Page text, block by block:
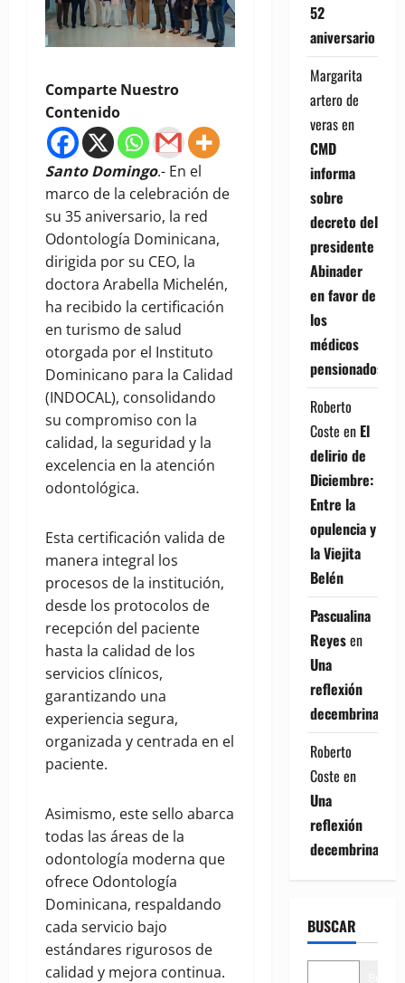
Comparte Nuestro
Contenido
Santo Domingo.- En el
marco de la celebración de
su 35 aniversario, la red
Odontología Dominicana,
dirigida por su CEO, la
doctora Arabella Michelén,
ha recibido la certificación
en turismo de salud
otorgada por el Instituto
Dominicano para la Calidad
(INDOCAL), consolidando
su compromiso con la
calidad, la seguridad y la
excelencia en la atención
odontológica.
Esta certificación valida de
manera integral los
procesos de la institución,
desde los protocolos de
recepción del paciente
hasta la calidad de los
servicios clínicos,
garantizando una
experiencia segura,
organizada y centrada en el
paciente.
Asimismo, este sello abarca
todas las áreas de la
odontología moderna que
ofrece Odontología
Dominicana, respaldando
cada servicio bajo
estándares rigurosos de
calidad y mejora continua.
52
aniversario
Margarita
artero de
verasen
CMD
informa
sobre
decreto del
presidente
Abinader
en favor de
los
médicos
pensionados
Roberto
Coste en El
delirio de
Diciembre:
Entre la
opulencia y
la Viejita
Belén
Pascualina
Reyesen
Una
reflexión
decembrina
Roberto
Coste en
Una
reflexión
decembrina
BUSCAR